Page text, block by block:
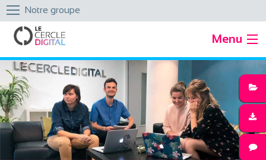
Notre groupe
Menu